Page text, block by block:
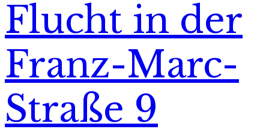
Flucht in der
Franz-Marc-
Straße 9